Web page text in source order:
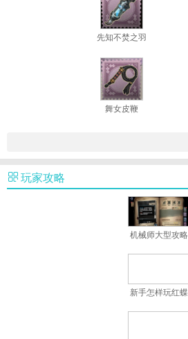
先知不焚之羽
舞女皮鞭
玩家攻略
机械师大型攻略
新手怎样玩红蝶